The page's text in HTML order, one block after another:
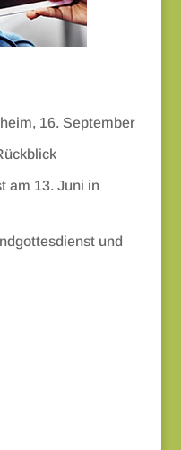
16. September
am 13. Juni in
und